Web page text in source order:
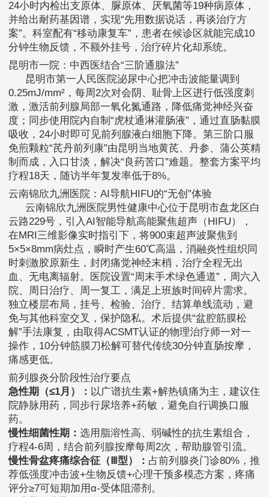
24小时内检出支原体、脲原体、厌氧菌等19种病原体，
并给出耐药基因谱，实现“先用数据说话，再谈治疗方
案”。科室配有“移动康复车”，患者在候诊区就能完成10
分钟生物反馈，不额外挂号，治疗碎片化却系统。
昆明市一院：中西医结合“三阶通腺法”
昆明市第一人民医院泌尿中心把冲击波能量调到
0.25mJ/mm²，每周2次对会阴、耻骨上区进行低强度刺
激，激活前列腺局部一氧化氮通路，降低痛觉神经兴奋
度；同步使用院内自制“虎杖通淋灌肠液”，通过直肠黏膜
吸收，24小时即可见前列腺液白细胞下降。第三阶口服
免煎颗粒“芪丹前列康”由昆明当地黄芪、丹参、蒲公英精
制而成，入口甘淡，解决“良药苦口”难题。整套方案平均
疗程18天，随访半年复发率低于8%。
云南锦欣九洲医院：AI导航HIFU的“无创”体验
云南锦欣九洲医院男性健康中心位于昆明市盘龙区白
云路229号，引入AI智能导航高能聚焦超声（HIFU），
在MRI三维影像实时指引下，将900束超声波聚焦到
5×5×8mm病灶点，瞬时产生60℃高温，消融炎性组织同
时刺激胶原新生，封闭痛觉神经末梢，治疗全程无出
血、无电离辐射。医院设置“周末手术绿色通道”，周六入
院、周日治疗、周一复工，满足上班族时间碎片需求。
独立楼层布局，挂号、检验、治疗、结算单线流动，避
免与其他科室交叉，保护隐私。术后提供“盆腔筋膜松
解”手法康复，由取得ACSMT认证的物理治疗师一对一
操作，10分钟筋膜刀松解可替代传统30分钟直肠按摩，
痛感更低。
前列腺炎分阶段性治疗要点
急性期（≤1月）： 以广谱抗生素+解热镇痛为主，建议住
院静脉用药，同步行尿培养+药敏，避免自行调换口服
药。
慢性细菌性期： 选用脂溶性高、弱碱性的抗生素组合，
疗程4-6周，结合前列腺按摩每周2次，帮助腺管引流。
慢性骨盆疼痛综合征（Ⅲ型）： 占前列腺炎门诊80%，推
荐低强度冲击波+生物反馈+心理干预多模态方案，疼痛
评分≥7可短期加用α-受体阻滞剂。